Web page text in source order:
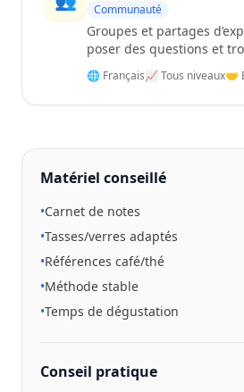
Communauté
Groupes et partages
poser des questions et
🌐 Français📈 Tous niveaux🤝
Matériel conseillé
•Carnet de notes
•Tasses/verres adaptés
•Références café/thé
•Méthode stable
•Temps de dégustation
Conseil pratique